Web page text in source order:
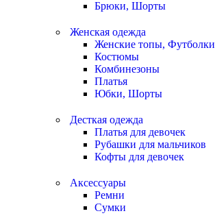
Брюки, Шорты
Женская одежда
Женские топы, Футболки
Костюмы
Комбинезоны
Платья
Юбки, Шорты
Десткая одежда
Платья для девочек
Рубашки для мальчиков
Кофты для девочек
Аксессуары
Ремни
Сумки